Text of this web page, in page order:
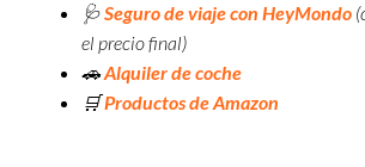
🩺Seguro de viaje con HeyMondo
el precio final)
🚗Alquiler de coche
🛒Productos de Amazon